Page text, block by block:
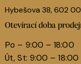
Hybešova 38, 602
Otevírací doba
Po – 9:00 – 18:00
Út, St: 9:00 – 18:00